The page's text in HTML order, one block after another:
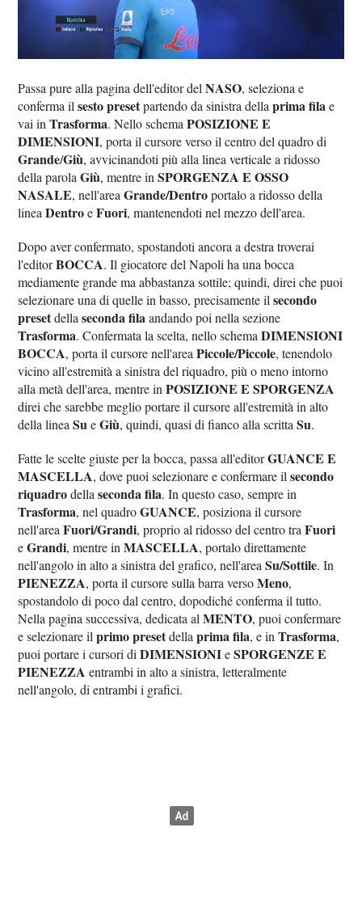
Passa pure alla pagina dell'editor delNASO, seleziona e
conferma ilsesto presetpartendo da sinistra dellaprima filae
vai inTrasforma. Nello schemaPOSIZIONE E
DIMENSIONI, porta il cursore verso il centro del quadro di
Grande/Giù, avvicinandoti più alla linea verticale a ridosso
della parolaGiù, mentre inSPORGENZA E OSSO
NASALE, nell'areaGrande/Dentroportalo a ridosso della
lineaDentroeFuori, mantenendoti nel mezzo dell'area.
Dopo aver confermato, spostandoti ancora a destra troverai
l'editorBOCCA. Il giocatore del Napoli ha una bocca
mediamente grande ma abbastanza sottile; quindi, direi che puoi
selezionare una di quelle in basso, precisamente ilsecondo
presetdellaseconda filaandando poi nella sezione
Trasforma. Confermata la scelta, nello schemaDIMENSIONI
BOCCA, porta il cursore nell'areaPiccole/Piccole, tenendolo
vicino all'estremità a sinistra del riquadro, più o meno intorno
alla metà dell'area, mentre inPOSIZIONE E SPORGENZA
direi che sarebbe meglio portare il cursore all'estremità in alto
della lineaSueGiù, quindi, quasi di fianco alla scrittaSu.
Fatte le scelte giuste per la bocca, passa all'editorGUANCE E
MASCELLA, dove puoi selezionare e confermare ilsecondo
riquadrodellaseconda fila. In questo caso, sempre in
Trasforma, nel quadroGUANCE, posiziona il cursore
nell'areaFuori/Grandi, proprio al ridosso del centro traFuori
eGrandi, mentre inMASCELLA, portalo direttamente
nell'angolo in alto a sinistra del grafico, nell'areaSu/Sottile. In
PIENEZZA, porta il cursore sulla barra versoMeno,
spostandolo di poco dal centro, dopodiché conferma il tutto.
Nella pagina successiva, dedicata alMENTO, puoi confermare
e selezionare ilprimo presetdellaprima fila, e inTrasforma,
puoi portare i cursori diDIMENSIONIeSPORGENZE E
PIENEZZA entrambi in alto a sinistra, letteralmente
nell'angolo, di entrambi i grafici.